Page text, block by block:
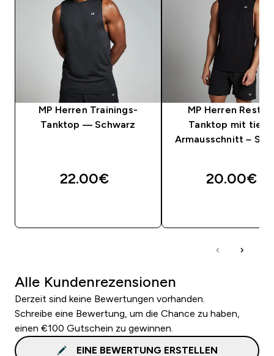
MP Herren Trainings-
Tanktop — Schwarz
22.00€‎
MP Herren Rest
Tanktop mit
Armausschnitt –
20.00€‎
Alle Kundenrezensionen
Derzeit sind keine Bewertungen vorhanden.
Schreibe eine Bewertung, um die Chance zu haben,
einen €100 Gutschein zu gewinnen.
EINE BEWERTUNG ERSTELLEN